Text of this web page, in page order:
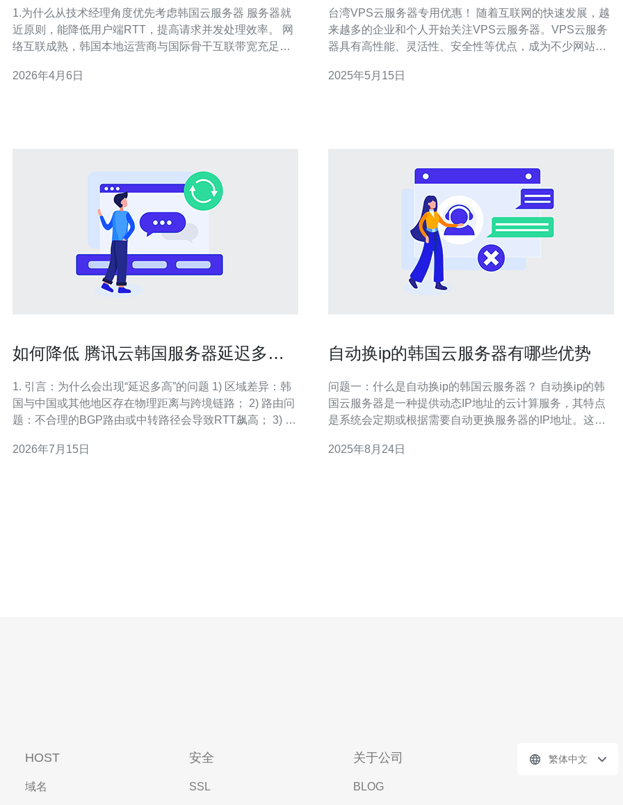
1.为什么从技术经理角度优先考虑韩国云服务器 服务器就
近原则，能降低用户端RTT，提高请求并发处理效率。 网
络互联成熟，韩国本地运营商与国际骨干互联带宽充足。
速度是强制性需求。 成本与可用性：多家云厂商（AWS
2026年4月6日
台湾VPS云服务器专用优惠！ 随着互联网的快速发展，越
来越多的企业和个人开始关注VPS云服务器。VPS云服务
器具有高性能、灵活性、安全性等优点，成为不少网站和
台湾作为亚太地区的重要互联网枢纽，拥有优越的地理位
2025年5月15日
如何降低 腾讯云韩国服务器延迟多高
1. 引言：为什么会出现“延迟多高”的问题 1) 区域差异：韩
国与中国或其他地区存在物理距离与跨境链路； 2) 路由问
题：不合理的BGP路由或中转路径会导致RTT飙高； 3) 带
务器负载：CVM（云服务器）CPU或网络队列饱和会增加
2026年7月15日
自动换ip的韩国云服务器有哪些优势
问题一：什么是自动换ip的韩国云服务器？ 自动换ip的韩
国云服务器是一种提供动态IP地址的云计算服务，其特点
是系统会定期或根据需要自动更换服务器的IP地址。这种
联网时拥有更高的匿名性和安全性。 问题二：使用自动换
2025年8月24日
HOST
域名
安全
SSL
关于公司
BLOG
繁体中文